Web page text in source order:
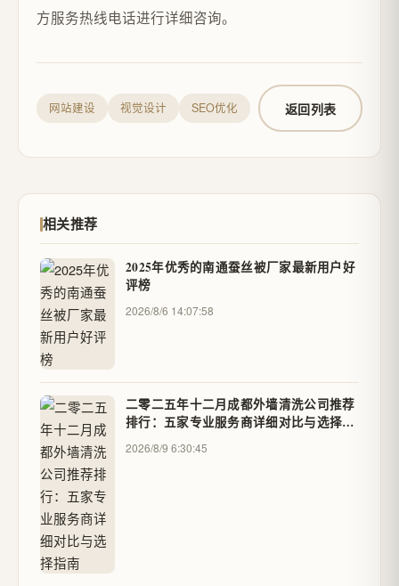
方服务热线电话进行详细咨询。
网站建设 视觉设计 SEO优化 返回列表
相关推荐
2025年优秀的南通蚕丝被厂家最新用户好
评榜
2026/8/6 14:07:58
二零二五年十二月成都外墙清洗公司推荐
排行：五家专业服务商详细对比与选择指
南
2026/8/9 6:30:45